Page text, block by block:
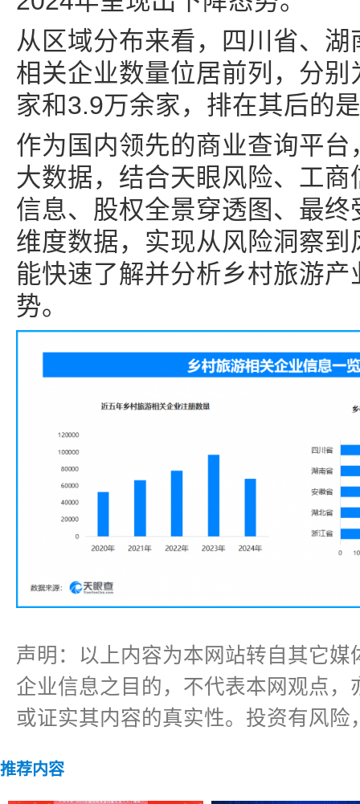
从区域分布来看，四川省、
相关企业数量位居前列，分
家和3.9万余家，排在其后的
作为国内领先的商业查询平
大数据，结合天眼风险、工
信息、股权全景穿透图、最
维度数据，实现从风险洞察
能快速了解并分析乡村旅游
势。
声明：以上内容为本网站转自其它
企业信息之目的，不代表本网观点
或证实其内容的真实性。投资有风险
推荐内容